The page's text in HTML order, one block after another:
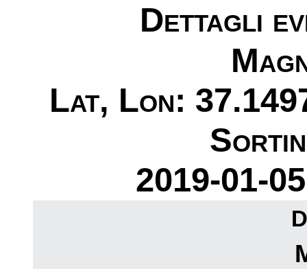
Dettagli
Lat, Lon:
2019-01-